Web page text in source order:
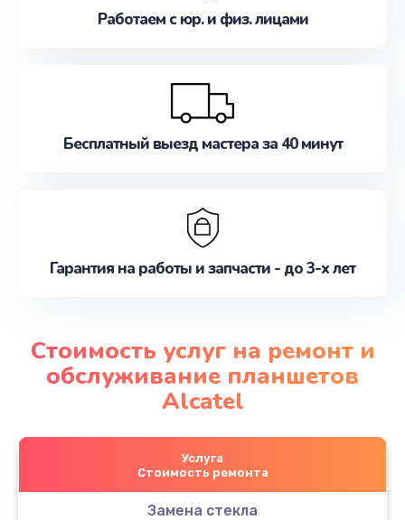
Работаем с юр. и физ. лицами
Бесплатный выезд мастера за 40 минут
Гарантия на работы и запчасти - до 3-х лет
Стоимость услуг на ремонт и
обслуживание планшетов
Alcatel
Услуга
Стоимость ремонта
Замена стекла